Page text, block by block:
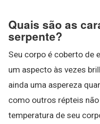
Quais são as
serpente?
Seu corpo é coberto de
um aspecto às vezes
ainda uma aspereza
como outros répteis
temperatura de seu